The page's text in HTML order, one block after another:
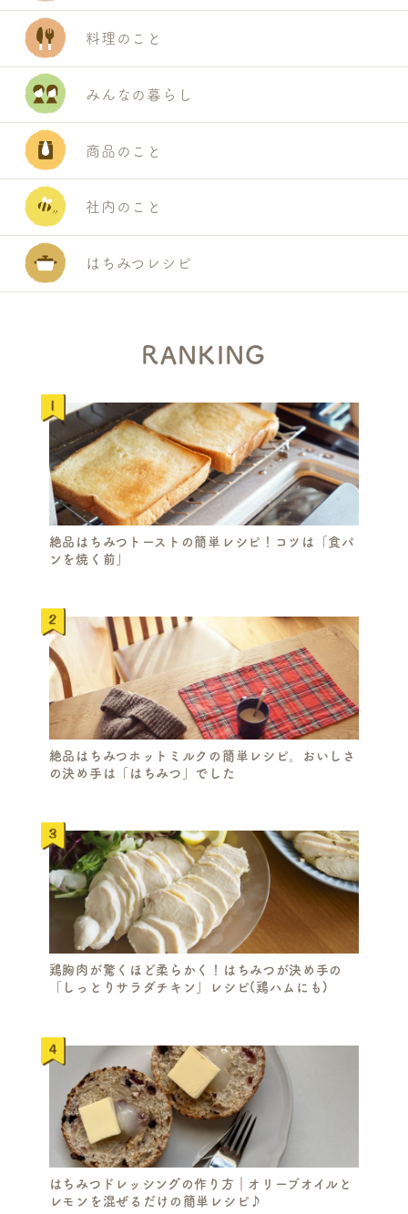
料理のこと
みんなの暮らし
商品のこと
社内のこと
はちみつレシピ
RANKING
絶品はちみつトーストの簡単レシピ！コツは「食パ
ンを焼く前」
絶品はちみつホットミルクの簡単レシピ。おいしさ
の決め手は「はちみつ」でした
鶏胸肉が驚くほど柔らかく！はちみつが決め手の
「しっとりサラダチキン」レシピ(鶏ハムにも)
はちみつドレッシングの作り方｜オリーブオイルと
レモンを混ぜるだけの簡単レシピ♪